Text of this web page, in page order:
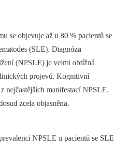
se objevuje až u 80 % pacientů se
(SLE). Diagnóza
(NPSLE) je velmi obtížná
projevů. Kognitivní
nejčastějších manifestací NPSLE.
zcela objasněna.
NPSLE u pacientů se SLE